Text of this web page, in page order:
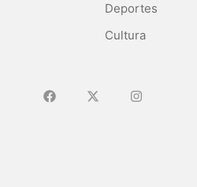
Deportes
Cultura
Ir a FacebookIr a X (Ex-Twitter)
Ir a